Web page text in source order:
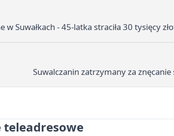
Suwałkach - 45-latka straciła 30 tysięcy
Suwalczanin zatrzymany za
teleadresowe